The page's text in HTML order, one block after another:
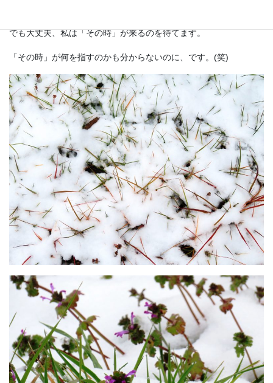
でも大丈夫、私は「その時」が来るのを待てます。
「その時」が何を指すのかも分からないのに、です。(笑)